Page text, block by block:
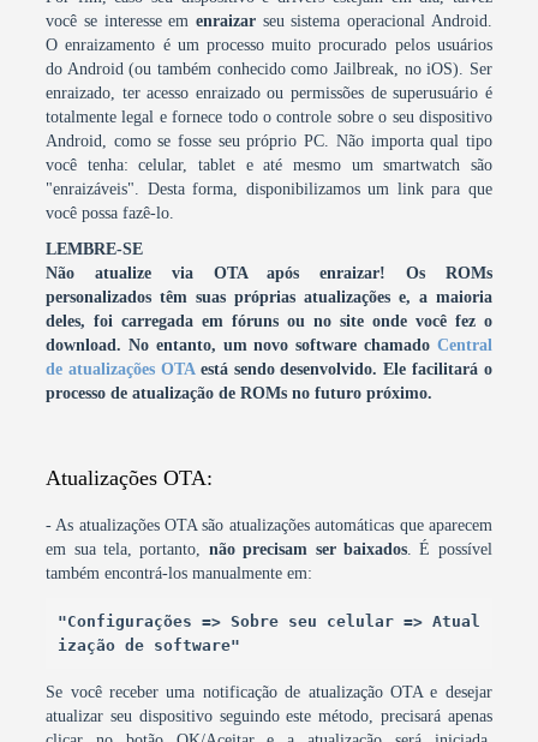
você se interesse em enraizar seu sistema operacional Android.
O enraizamento é um processo muito procurado pelos usuários
do Android (ou também conhecido como Jailbreak, no iOS). Ser
enraizado, ter acesso enraizado ou permissões de superusuário é
totalmente legal e fornece todo o controle sobre o seu dispositivo
Android, como se fosse seu próprio PC. Não importa qual tipo
você tenha: celular, tablet e até mesmo um smartwatch são
"enraizáveis". Desta forma, disponibilizamos um link para que
você possa fazê-lo.
LEMBRE-SE
Não atualize via OTA após enraizar! Os ROMs
personalizados têm suas próprias atualizações e, a maioria
deles, foi carregada em fóruns ou no site onde você fez o
download. No entanto, um novo software chamado Central
de atualizações OTAestá sendo desenvolvido. Ele facilitará o
processo de atualização de ROMs no futuro próximo.
Atualizações OTA:
- As atualizações OTA são atualizações automáticas que aparecem
em sua tela, portanto, não precisam ser baixados. É possível
também encontrá-los manualmente em:
"Configurações => Sobre seu celular => Atual
ização de software"
Se você receber uma notificação de atualização OTA e desejar
atualizar seu dispositivo seguindo este método, precisará apenas